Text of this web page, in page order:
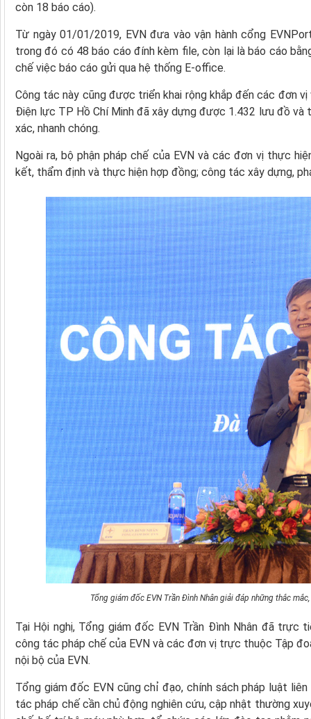
còn 18 báo cáo).
Từ ngày 01/01/2019, EVN đưa vào vận hành cổng
trong đó có 48 báo cáo đính kèm file, còn lại là báo cáo
chế việc báo cáo gửi qua hệ thống E-office.
Công tác này cũng được triển khai rộng khắp đến các đơn
Điện lực TP Hồ Chí Minh đã xây dựng được 1.432 lưu đồ
xác, nhanh chóng.
Ngoài ra, bộ phận pháp chế của EVN và các đơn vị thực
kết, thẩm định và thực hiện hợp đồng; công tác xây dựng,
Tổng giám đốc EVN Trần Đình Nhân giải đáp những thắc
Tại Hội nghị, Tổng giám đốc EVN Trần Đình Nhân đã
công tác pháp chế của EVN và các đơn vị trực thuộc Tập
nội bộ của EVN.
Tổng giám đốc EVN cũng chỉ đạo, chính sách pháp luật
tác pháp chế cần chủ động nghiên cứu, cập nhật thường